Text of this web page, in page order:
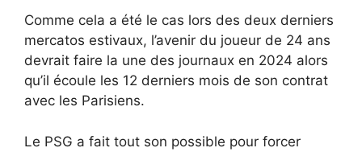
Comme cela a été le cas lors des deux derniers
mercatos estivaux, l’avenir du joueur de 24 ans
devrait faire la une des journaux en 2024 alors
qu’il écoule les 12 derniers mois de son contrat
avec les Parisiens.
Le PSG a fait tout son possible pour forcer